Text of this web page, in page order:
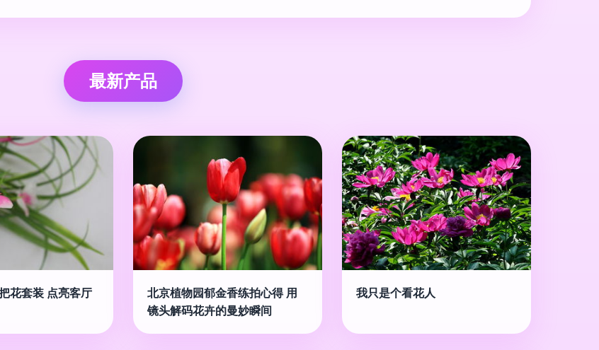
最新产品
花套装 点亮客厅
北京植物园郁金香练拍心得 用
镜头解码花卉的曼妙瞬间
我只是个看花人